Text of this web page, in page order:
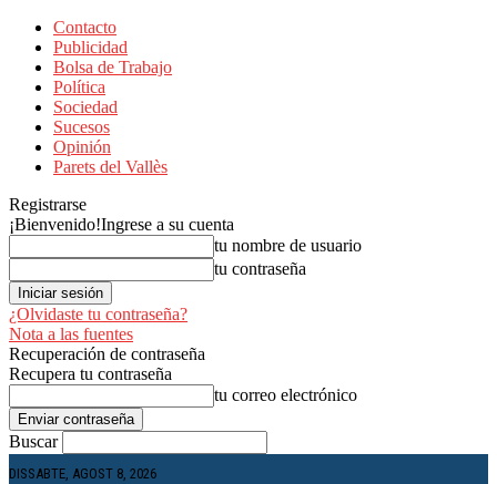
Contacto
Publicidad
Bolsa de Trabajo
Política
Sociedad
Sucesos
Opinión
Parets del Vallès
Registrarse
¡Bienvenido!Ingrese a su cuenta
tu nombre de usuario
tu contraseña
¿Olvidaste tu contraseña?
Nota a las fuentes
Recuperación de contraseña
Recupera tu contraseña
tu correo electrónico
Buscar
DISSABTE, AGOST 8, 2026